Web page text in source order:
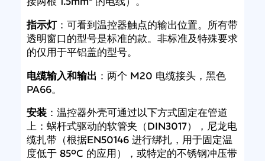
指示灯：可看到温控器触点的输出位置。所有带
透明窗口的型号是标准的款。非标准及特殊要求
的仅用于平铝盖的型号。
电缆输入和输出 ：两个 M20 电缆接头，黑色
PA66。
安装：温控器外壳可通过以下方式固定在管道
上：蜗杆式驱动的软管夹（DIN3017），尼龙电
缆扎带（根据EN50146 进行绑扎，用于固定温
度低于 85ºC 的应用），或特定的不锈钢冲压带